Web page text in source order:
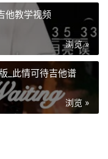
他教学视频
浏览 »
_此情可待吉他谱
浏览 »